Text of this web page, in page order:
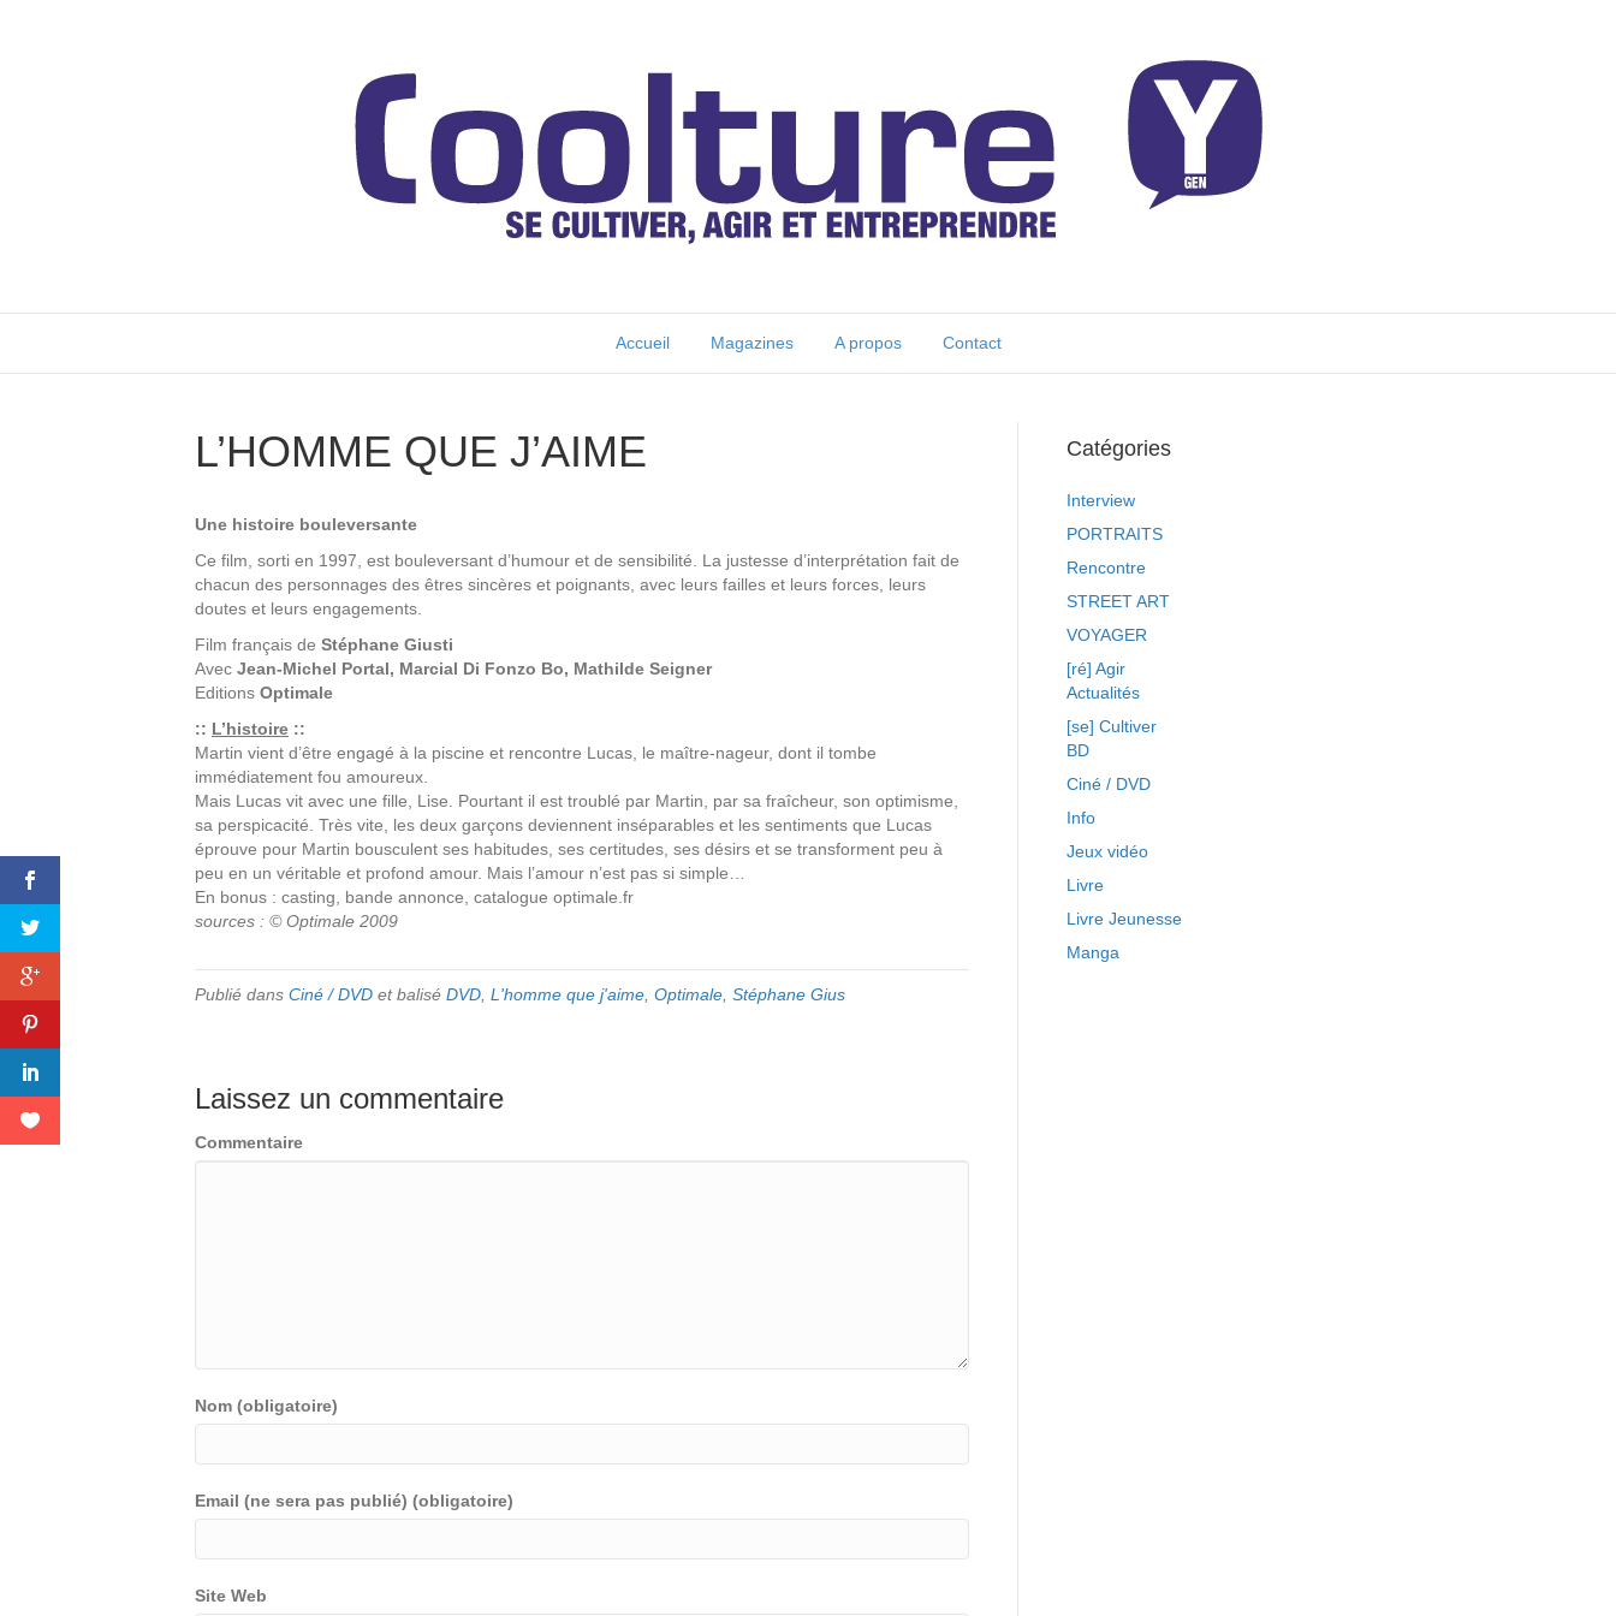
Accueil Magazines A propos Contact
L’HOMME QUE J’AIME
Une histoire bouleversante
Ce film, sorti en 1997, est bouleversant d’humour et de sensibilité. La justesse d’interprétation fait de
chacun des personnages des êtres sincères et poignants, avec leurs failles et leurs forces, leurs
doutes et leurs engagements.
Film français de Stéphane Giusti
Avec Jean-Michel Portal, Marcial Di Fonzo Bo, Mathilde Seigner
Editions Optimale
:: L’histoire ::
Martin vient d’être engagé à la piscine et rencontre Lucas, le maître-nageur, dont il tombe
immédiatement fou amoureux.
Mais Lucas vit avec une fille, Lise. Pourtant il est troublé par Martin, par sa fraîcheur, son optimisme,
sa perspicacité. Très vite, les deux garçons deviennent inséparables et les sentiments que Lucas
éprouve pour Martin bousculent ses habitudes, ses certitudes, ses désirs et se transforment peu à
peu en un véritable et profond amour. Mais l’amour n’est pas si simple…
En bonus : casting, bande annonce, catalogue optimale.fr
sources : © Optimale 2009
Publié dans Ciné / DVD et balisé DVD L'homme que j'aime Optimale Stéphane Gius
Laissez un commentaire
Commentaire
Nom (obligatoire)
Email (ne sera pas publié) (obligatoire)
Site Web
Catégories
Interview
PORTRAITS
Rencontre
STREET ART
VOYAGER
[ré] Agir
Actualités
[se] Cultiver
BD
Ciné / DVD
Info
Jeux vidéo
Livre
Livre Jeunesse
Manga